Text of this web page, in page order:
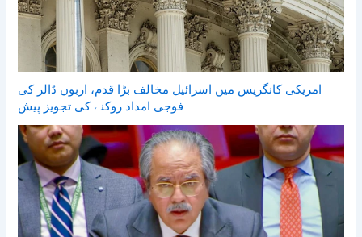
امریکی کانگریس میں اسرائیل مخالف بڑا قدم، اربوں ڈالر کی
فوجی امداد روکنے کی تجویز پیش